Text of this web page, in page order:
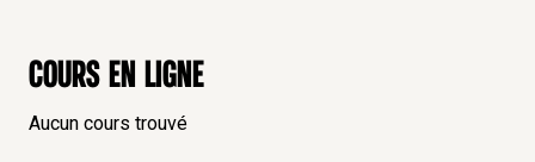
Cours en ligne
Aucun cours trouvé